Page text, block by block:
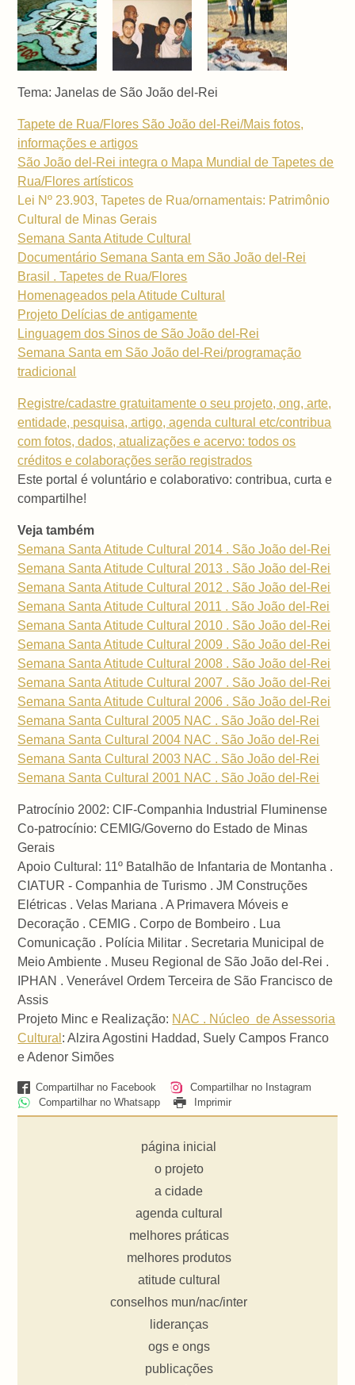
Tema: Janelas de São João del-Rei
Tapete de Rua/Flores São João del-Rei/Mais fotos,
informações e artigos
São João del-Rei integra o Mapa Mundial de Tapetes de
Rua/Flores artísticos
Lei Nº 23.903, Tapetes de Rua/ornamentais: Patrimônio
Cultural de Minas Gerais
Semana Santa Atitude Cultural
Documentário Semana Santa em São João del-Rei
Brasil . Tapetes de Rua/Flores
Homenageados pela Atitude Cultural
Projeto Delícias de antigamente
Linguagem dos Sinos de São João del-Rei
Semana Santa em São João del-Rei/programação
tradicional
Registre/cadastre gratuitamente o seu projeto, ong, arte,
entidade, pesquisa, artigo, agenda cultural etc/contribua
com fotos, dados, atualizações e acervo: todos os
créditos e colaborações serão registrados
Este portal é voluntário e colaborativo: contribua, curta e
compartilhe!
Veja também
Semana Santa Atitude Cultural 2014 . São João del-Rei
Semana Santa Atitude Cultural 2013 . São João del-Rei
Semana Santa Atitude Cultural 2012 . São João del-Rei
Semana Santa Atitude Cultural 2011 . São João del-Rei
Semana Santa Atitude Cultural 2010 . São João del-Rei
Semana Santa Atitude Cultural 2009 . São João del-Rei
Semana Santa Atitude Cultural 2008 . São João del-Rei
Semana Santa Atitude Cultural 2007 . São João del-Rei
Semana Santa Atitude Cultural 2006 . São João del-Rei
Semana Santa Cultural 2005 NAC . São João del-Rei
Semana Santa Cultural 2004 NAC . São João del-Rei
Semana Santa Cultural 2003 NAC . São João del-Rei
Semana Santa Cultural 2001 NAC . São João del-Rei
Patrocínio 2002: CIF-Companhia Industrial Fluminense
Co-patrocínio: CEMIG/Governo do Estado de Minas
Gerais
Apoio Cultural: 11º Batalhão de Infantaria de Montanha .
CIATUR - Companhia de Turismo . JM Construções
Elétricas .Velas Mariana . A Primavera Móveis e
Decoração . CEMIG . Corpo de Bombeiro . Lua
Comunicação . Polícia Militar . Secretaria Municipal de
Meio Ambiente . Museu Regional de São João del-Rei .
IPHAN . Venerável Ordem Terceira de São Francisco de
Assis
Projeto Minc e Realização: NAC . Núcleo de Assessoria
Cultural : Alzira Agostini Haddad, Suely Campos Franco
e Adenor Simões
Compartilhar no Facebook
Compartilhar no Instagram
Compartilhar no Whatsapp
Imprimir
página inicial
o projeto
a cidade
agenda cultural
melhores práticas
melhores produtos
atitude cultural
conselhos mun/nac/inter
lideranças
ogs e ongs
publicações